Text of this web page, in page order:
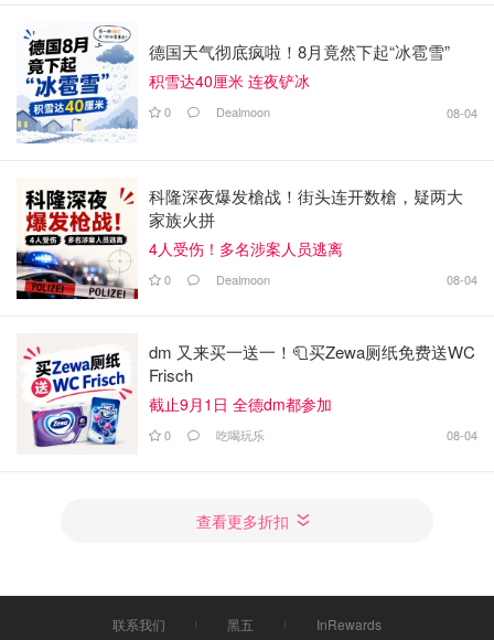
德国天气彻底疯啦！8月竟然下起“冰雹雪”
积雪达40厘米 连夜铲冰
0 Dealmoon 08-04
科隆深夜爆发槍战！街头连开数槍，疑两大
家族火拼
4人受伤！多名涉案人员逃离
0 Dealmoon 08-04
dm 又来买一送一！🧻买Zewa厕纸免费送WC
Frisch
截止9月1日 全德dm都参加
0 吃喝玩乐 08-04
查看更多折扣
联系我们 黑五 InRewards